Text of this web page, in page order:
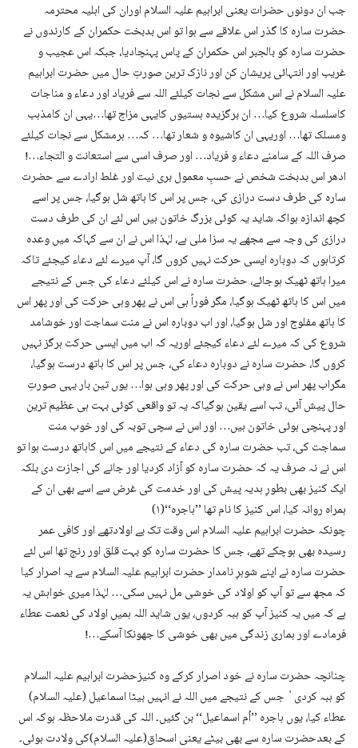
جب ان دونوں حضرات یعنی ابراہیم علیہ السلام اوران کی اہلیہ محترمہ
حضرت سارہ کا گذر اس علاقے سے ہوا تو اس بدبخت حکمران کے کارندوں نے
حضرت سارہ کو بالجبر اس حکمران کے پاس پہنچادیا، جبکہ اس عجیب و
غریب اور انتہائی پریشان کن اور نازک ترین صورتِ حال میں حضرت ابراہیم
علیہ السلام نے اس مشکل سے نجات کیلئے اللہ سے فریاد اور دعاء و مناجات
کاسلسلہ شروع کیا… ان برگزیدہ ہستیوں کایہی مزاج تھا…یہی ان کامذہب
ومسلک تھا… اوریہی ان کاشیوہ و شعار تھا… کہ… ہرمشکل سے نجات کیلئے
صرف اللہ کے سامنے دعاء و فریاد… اور صرف اسی سے استعانت و التجاء…!
ادھر اس بدبخت شخص نے حسبِ معمول بری نیت اور غلط ارادے سے حضرت
سارہ کی طرف دست درازی کی، جس پر اس کا ہاتھ شل ہوگیا، جس پر اسے
کچھ اندازہ ہواکہ شاید یہ کوئی بزرگ خاتون ہیں اس لئے ان کی طرف دست
درازی کی وجہ سے مجھے یہ سزا ملی ہے، لہٰذا اس نے ان سے کہاکہ میں وعدہ
کرتاہوں کہ دوبارہ ایسی حرکت نہیں کروں گا، آپ میرے لئے دعاء کیجئے تاکہ
میرا ہاتھ ٹھیک ہوجائے، حضرت سارہ نے اس کیلئے دعاء کی جس کے نتیجے
میں اس کا ہاتھ ٹھیک ہوگیا، مگر فوراً ہی اس نے پھر وہی حرکت کی اور پھر اس
کا ہاتھ مفلوج اور شل ہوگیا، اور اب دوبارہ اس نے منت سماجت اور خوشامد
شروع کی کہ میرے لئے دعاء کیجئے اوریہ کہ اب میں ایسی حرکت ہرگز نہیں
کروں گا، حضرت سارہ نے دوبارہ دعاء کی، جس پر اس کا ہاتھ درست ہوگیا،
مگراب پھر اس نے وہی حرکت کی اور پھر وہی ہوا… یوں تین بار یہی صورتِ
حال پیش آئی، تب اسے یقین ہوگیاکہ یہ تو واقعی کوئی بہت ہی عظیم ترین
اور پہنچی ہوئی خاتون ہیں… اور اس نے سچی توبہ کی اور خوب منت
سماجت کی، تب حضرت سارہ کی دعاء کے نتیجے میں اس کاہاتھ درست ہوا تو
اس نے نہ صرف یہ کہ حضرت سارہ کو آزاد کردیا اور جانے کی اجازت دی بلکہ
ایک کنیز بھی بطورِ ہدیہ پیش کی اور خدمت کی غرض سے اسے بھی ان کے
ہمراہ روانہ کیا، اس کنیز کا نام تھا ’’ہاجرہ‘‘(۱)
چونکہ حضرت ابراہیم علیہ السلام اس وقت تک بے اولادتھے اور کافی عمر
رسیدہ بھی ہوچکے تھے، جس کا حضرت سارہ کو بہت قلق اور رنج تھا اس لئے
حضرت سارہ نے اپنے شوہرِ نامدار حضرت ابراہیم علیہ السلام سے یہ اصرار کیا
کہ مجھ سے تو آپ کو اولاد کی خوشی مل نہیں سکی… لہٰذا میری خواہش یہ
ہے کہ میں یہ کنیز آپ کو ہبہ کردوں، یوں شاید اللہ ہمیں اولاد کی نعمت عطاء
فرمادے اور ہماری زندگی میں بھی خوشی کا جھونکا آسکے…!
چنانچہ حضرت سارہ نے خود اصرار کرکے وہ کنیزحضرت ابراہیم علیہ السلام
کو ہبہ کردی ٗ جس کے نتیجے میں اللہ نے انہیں بیٹا اسماعیل (علیہ السلام)
عطاء کیا، یوں ہاجرہ ’’اُم اسماعیل‘‘ بن گئیں۔ اللہ کی قدرت ملاحظہ ہوکہ اس
کے بعدحضرت سارہ سے بھی بیٹے یعنی اسحاق(علیہ السلام)کی ولادت ہوئی۔